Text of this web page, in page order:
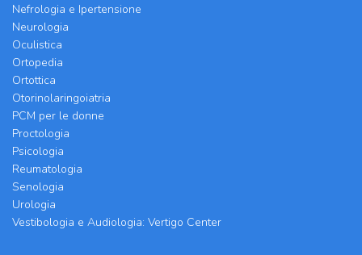
Nefrologia e Ipertensione
Neurologia
Oculistica
Ortopedia
Ortottica
Otorinolaringoiatria
PCM per le donne
Proctologia
Psicologia
Reumatologia
Senologia
Urologia
Vestibologia e Audiologia: Vertigo Center